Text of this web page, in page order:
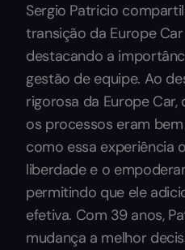
Sergio Patricio
transição da Europe
destacando a
gestão de equipe. Ao
rigorosa da Europe
os processos eram
como essa experiência
liberdade e o
permitindo que ele
efetiva. Com 39 anos,
mudança a melhor